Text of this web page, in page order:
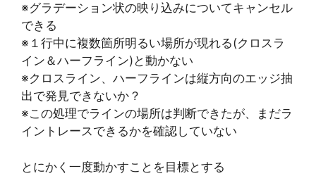
※グラデーション状の映り込みについてキャンセル
できる
※１行中に複数箇所明るい場所が現れる(クロスラ
イン＆ハーフライン)と動かない
※クロスライン、ハーフラインは縦方向のエッジ抽
出で発見できないか？
※この処理でラインの場所は判断できたが、まだラ
イントレースできるかを確認していない
とにかく一度動かすことを目標とする